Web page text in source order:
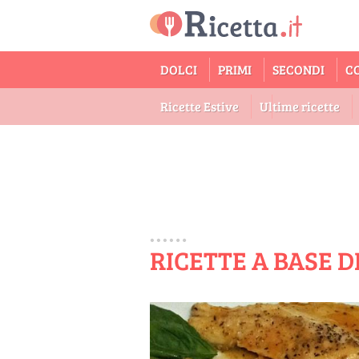
DOLCI PRIMI SECONDI
Ricette Estive Ultime ricette
RICETTE A BASE